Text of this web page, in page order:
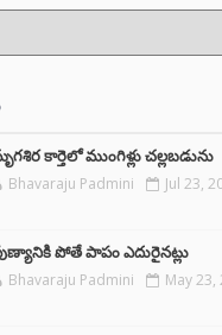
కార్తెలో ముంగిళ్లు చల్లబడును
Bhavaraju Padmini Jul 23,
పోతే పాపం ఎదురైనట్లు
Bhavaraju Padmini May 23,